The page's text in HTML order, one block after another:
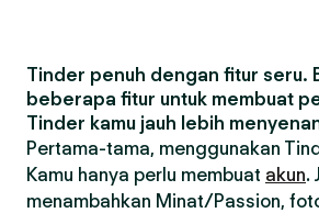
Tinder penuh dengan fitur seru.
beberapa fitur untuk membuat
Tinder kamu jauh lebih
Pertama-tama, menggunakan
Kamu hanya perlu membuat akun.
menambahkan Minat/Passion,